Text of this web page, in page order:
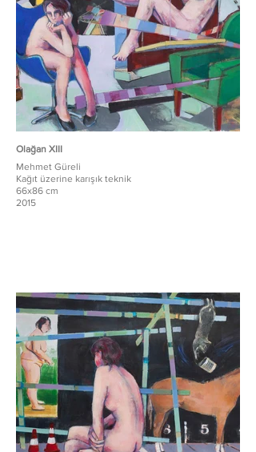
Olağan XIII
Mehmet Güreli
Kağıt üzerine karışık teknik
66x86 cm
2015